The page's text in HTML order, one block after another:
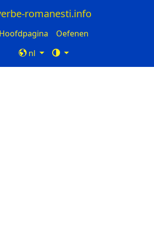
romanesti.info
Hoofdpagina
Oefenen
nl